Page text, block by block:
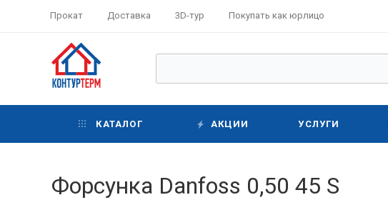
Прокат Доставка 3D-тур Покупать как юрлицо
КАТАЛОГ АКЦИИ УСЛУГИ
Форсунка Danfoss 0,50 45 S